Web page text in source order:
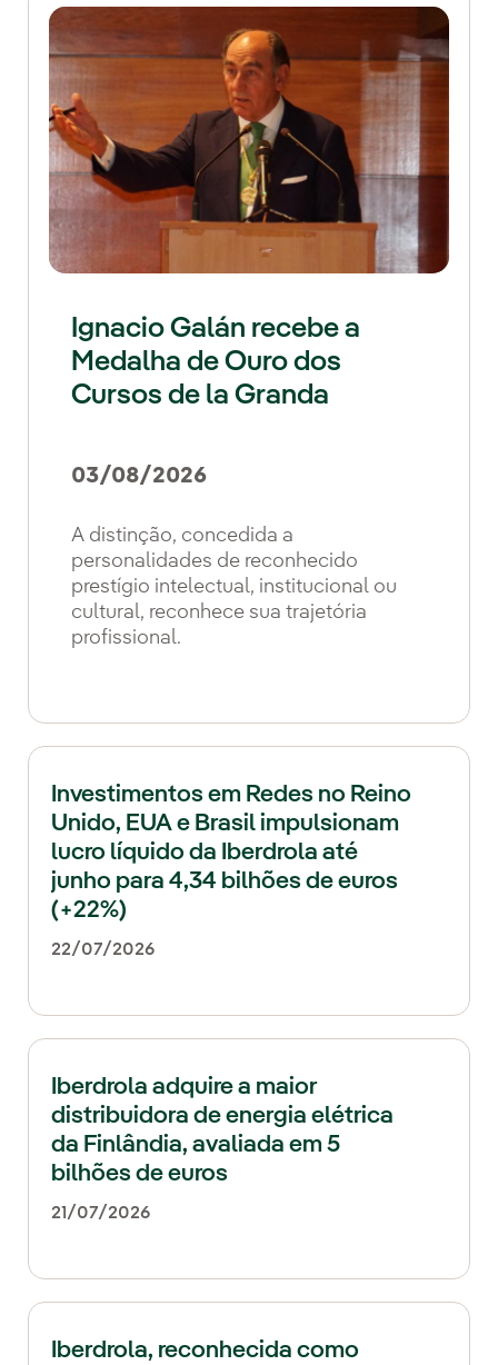
Ignacio Galán recebe a
Medalha de Ouro dos
Cursos de la Granda
03/08/2026
A distinção, concedida a
personalidades de reconhecido
prestígio intelectual, institucional ou
cultural, reconhece sua trajetória
profissional.
Investimentos em Redes no Reino
Unido, EUA e Brasil impulsionam
lucro líquido da Iberdrola até
junho para 4,34 bilhões de euros
(+22%)
22/07/2026
Iberdrola adquire a maior
distribuidora de energia elétrica
da Finlândia, avaliada em 5
bilhões de euros
21/07/2026
Iberdrola, reconhecida como